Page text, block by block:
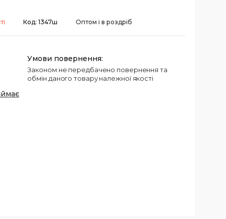
Оптом і в роздріб
Код: 1347ш
Законом не передбачено повернення та
обмін даного товару належної якості